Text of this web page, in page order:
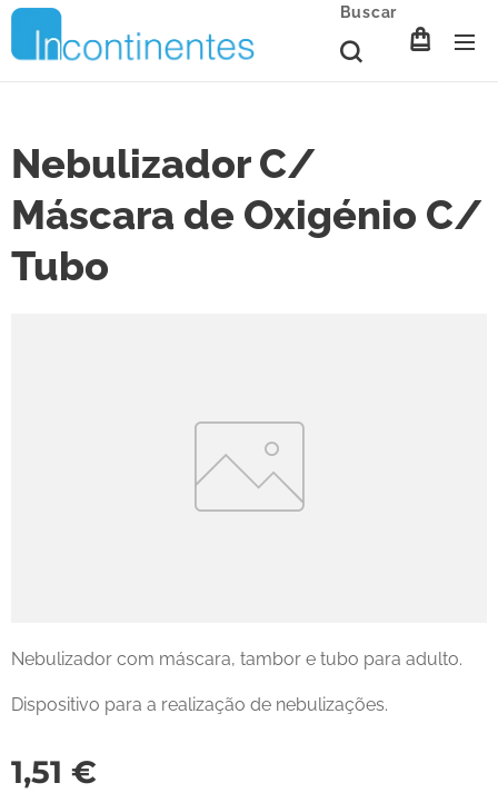
Buscar
Nebulizador C/
Máscara de Oxigénio C/
Tubo
Nebulizador com máscara, tambor e tubo para adulto.
Dispositivo para a realização de nebulizações.
1,51 €